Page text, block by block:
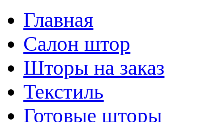
Главная
Салон штор
Шторы на заказ
Текстиль
Готовые шторы